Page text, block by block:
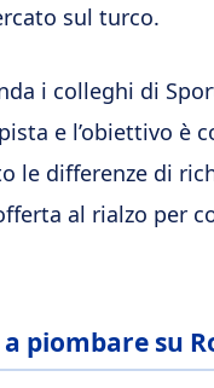
sul turco.
i colleghi di
e l’obiettivo è
le differenze di
al rialzo per
piombare su